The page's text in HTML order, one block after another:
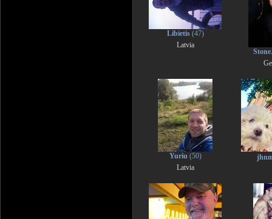
Libietis(47)
Latvia
Yuriu(50)
Latvia